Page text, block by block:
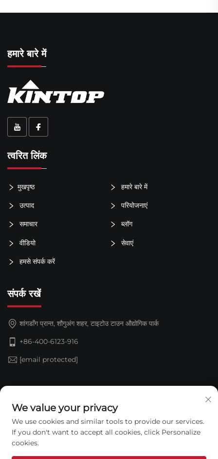
हमारे बारे में
त्वरित लिंक
मुखपृष्ठ हमारे बारे में
उत्पाद परियोजनाएं
समाचार ब्लॉग
वीडियो सेवाएं
हमसे संपर्क करें
संपर्क रखें
शांगडॉंग प्रान्त, शौगुअंग शहर, टाइटोउ टाउन औद्योगिक पार्क
+86-400-6123-916
[email protected]
We value your privacy
We use cookies and similar tools to provide our services.
If you don't want to accept all cookies, click Personalize
cookies.